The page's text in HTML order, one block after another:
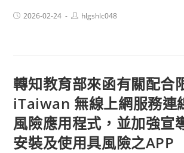
Post2026-02-24
Posthlgshlc048
轉知教育部來函有關配合
iTaiwan 無線上網服務連
風險應用程式，並加強宣
安裝及使用具風險之APP